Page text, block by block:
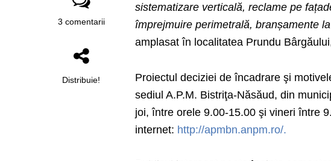
3 comentarii
Distribuie!
sistematizare verticală, reclame pe
împrejmuire perimetrală, branșamente
amplasat în localitatea Prundu
Proiectul deciziei de încadrare şi
sediul A.P.M. Bistriţa-Năsăud, din
joi, între orele 9.00-15.00 şi vineri între
internet: http://apmbn.anpm.ro/.